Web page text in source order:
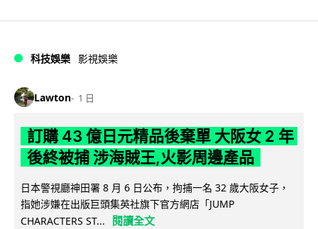
科技娛樂 影視娛樂
Lawton 1 日
訂購 43 億日元精品後棄單 大阪女 2 年
後終被捕 涉海賊王,火影周邊產品
日本警視廳神田署 8 月 6 日公布，拘捕一名 32 歲大阪女子，
指她涉嫌在出版巨頭集英社旗下官方網店「JUMP
CHARACTERS ST...
閱讀全文